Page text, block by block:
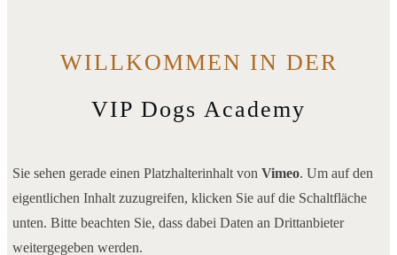
WILLKOMMEN IN DER
VIP Dogs Academy
Sie sehen gerade einen Platzhalterinhalt von Vimeo. Um auf den
eigentlichen Inhalt zuzugreifen, klicken Sie auf die Schaltfläche
unten. Bitte beachten Sie, dass dabei Daten an Drittanbieter
weitergegeben werden.